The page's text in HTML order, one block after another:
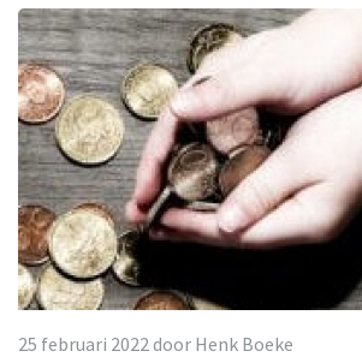
25 februari 2022 door Henk Boeke